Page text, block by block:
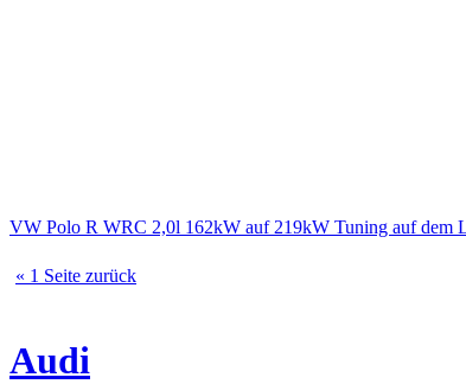
VW Polo R WRC 2,0l 162kW auf 219kW Tuning auf
« 1 Seite zurück
Audi